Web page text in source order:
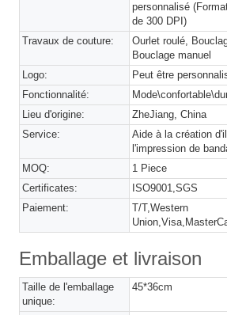
personnalisé
de 300 DPI)
Travaux de couture:
Ourlet roulé,
Bouclage manuel
Logo:
Peut être
Fonctionnalité:
Lieu d'origine:
ZheJiang, China
Service:
Aide à la création
l'impression de
MOQ:
1 Piece
Certificates:
ISO9001,SGS
Paiement:
T/T,Western
Emballage et livraison
Taille de l'emballage
unique:
45*36cm